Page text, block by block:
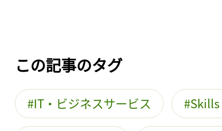
この記事のタグ
IT・ビジネスサービス